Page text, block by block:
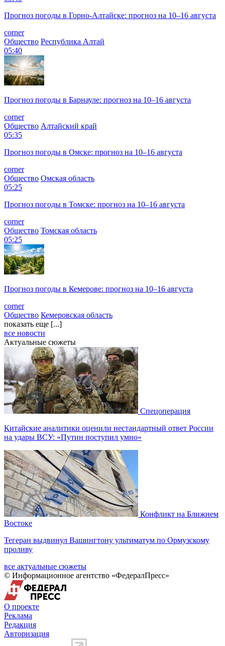
Прогноз погоды в Горно-Алтайске: прогноз на 10–16 августа
corner
Общество Республика Алтай
05:40
Прогноз погоды в Барнауле: прогноз на 10–16 августа
corner
Общество Алтайский край
05:35
Прогноз погоды в Омске: прогноз на 10–16 августа
corner
Общество Омская область
05:25
Прогноз погоды в Томске: прогноз на 10–16 августа
corner
Общество Томская область
05:25
Прогноз погоды в Кемерове: прогноз на 10–16 августа
corner
Общество Кемеровская область
показать еще [...]
все новости
Актуальные сюжеты
Спецоперация
Китайские аналитики оценили нестандартный ответ России
на удары ВСУ: «Путин поступил умно»
Конфликт на Ближнем
Востоке
Тегеран выдвинул Вашингтону ультиматум по Ормузскому
проливу
все актуальные сюжеты
© Информационное агентство «ФедералПресс»
О проекте
Реклама
Редакция
Авторизация